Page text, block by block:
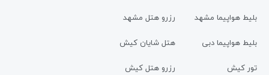
بلیط هواپیما مشهد
بلیط هواپیما دبی
تور کیش
رزرو هتل مشهد
هتل شایان کیش
رزرو هتل کیش